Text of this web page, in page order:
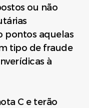
ou não
pontos aquelas
tipo de fraude
à
C e terão